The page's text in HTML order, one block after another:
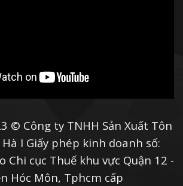
© Công ty TNHH Sản Xuất Tôn
I Giấy phép kinh doanh số:
Chi cục Thuế khu vực Quận 12 -
Hóc Môn, Tphcm cấp